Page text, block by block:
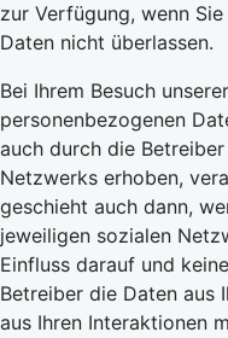
zur Verfügung, wenn
Daten nicht überlassen.
Bei Ihrem Besuch
personenbezogenen
auch durch die
Netzwerks erhoben,
geschieht auch dann,
jeweiligen sozialen
Einfluss darauf und
Betreiber die Daten aus
aus Ihren Interaktionen